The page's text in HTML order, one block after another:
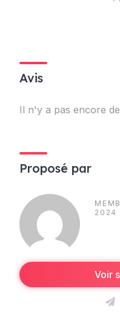
Avis
Il n'y a pas encore
Proposé par
2024
Voir